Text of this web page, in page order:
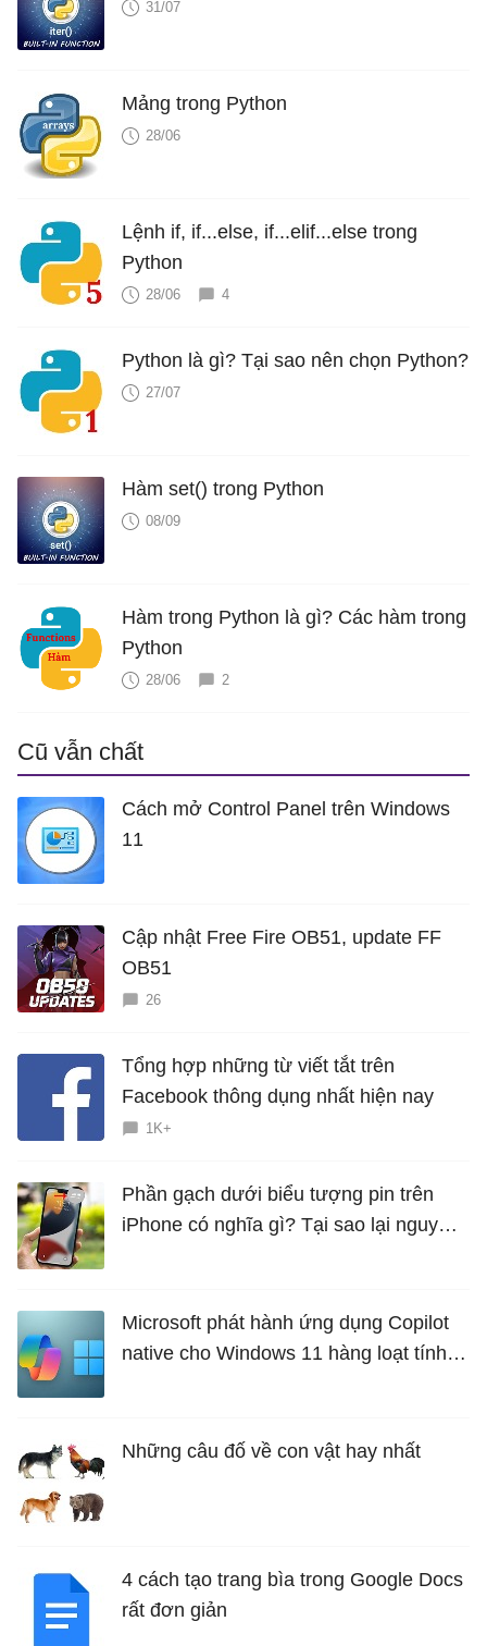
31/07
Mảng trong Python
28/06
Lệnh if, if...else, if...elif...else trong
Python
28/06 4
Python là gì? Tại sao nên chọn Python?
27/07
Hàm set() trong Python
08/09
Hàm trong Python là gì? Các hàm trong
Python
28/06 2
Cũ vẫn chất
Cách mở Control Panel trên Windows
11
Cập nhật Free Fire OB51, update FF
OB51
26
Tổng hợp những từ viết tắt trên
Facebook thông dụng nhất hiện nay
1K+
Phần gạch dưới biểu tượng pin trên
iPhone có nghĩa gì? Tại sao lại nguy
Microsoft phát hành ứng dụng Copilot
native cho Windows 11 hàng loạt tính
Những câu đố về con vật hay nhất
4 cách tạo trang bìa trong Google Docs
rất đơn giản